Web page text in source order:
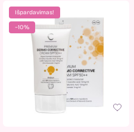
Išpardavimas!
−10%